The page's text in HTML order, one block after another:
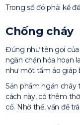
Trong số đó phải kể
Chống cháy
Đúng như tên gọi
ngăn chặn hỏa hoạn
như một tấm áo giáp
Sản phẩm ngăn
cách này, có thêm
cố. Nhờ thế, vấn đề